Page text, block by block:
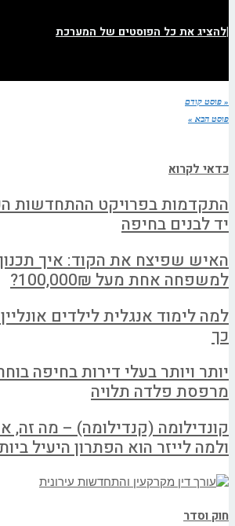
|להציג את כל הפוסטים של המערכת
« פוסט קודם
פוסט הבא »
כדאי לקרוא
התקדמות בפרויקט ההתחדשות
יד לבנים בחיפה
האיש שפיצח את הקוד: איך
למשפחה אחת מעל 100,000₪?
למה לימוד אנגלית לילדים
כך
יותר ויותר בעלי דירות בחיפה
מרפסת פלדה תלויה
קונדילומה (קנדילומה) – מה זה,
ולמה לייזר הוא הפתרון היעיל
חוק וסדר